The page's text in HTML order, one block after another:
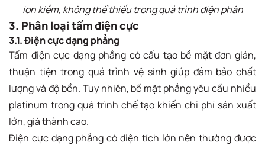
ion kiềm, không thể thiếu trong quá trình điện phân
3. Phân loại tấm điện cực
3.1. Điện cực dạng phẳng
Tấm điện cực dạng phẳng có cấu tạo bề mặt đơn giản,
thuận tiện trong quá trình vệ sinh giúp đảm bảo chất
lượng và độ bền. Tuy nhiên, bề mặt phẳng yêu cầu nhiều
platinum trong quá trình chế tạo khiến chi phí sản xuất
lớn, giá thành cao.
Điện cực dạng phẳng có diện tích lớn nên thường được